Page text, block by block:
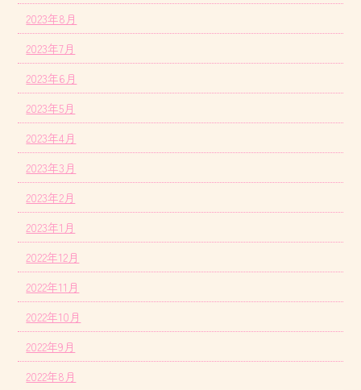
2023年8月
2023年7月
2023年6月
2023年5月
2023年4月
2023年3月
2023年2月
2023年1月
2022年12月
2022年11月
2022年10月
2022年9月
2022年8月